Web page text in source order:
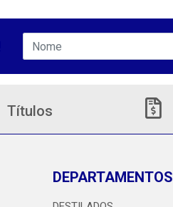
Títulos
DEPARTAMENTOS